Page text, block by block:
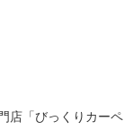
店「びっくりカーペ